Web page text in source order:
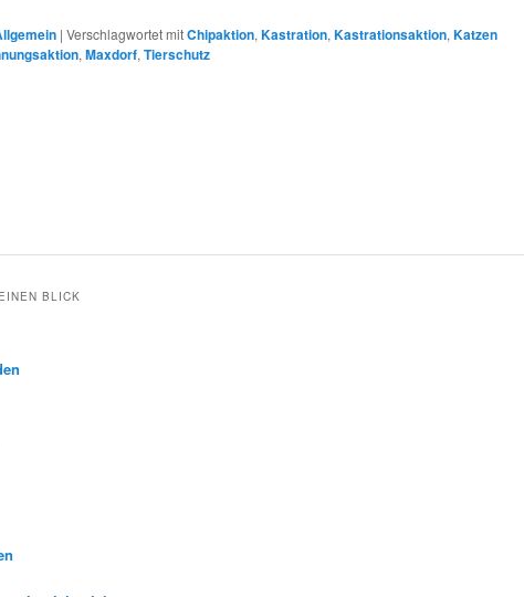
| Verschlagwortet mitChipaktion, Kastration, Kastrationsaktion, Katzen
, Maxdorf, Tierschutz
BLICK